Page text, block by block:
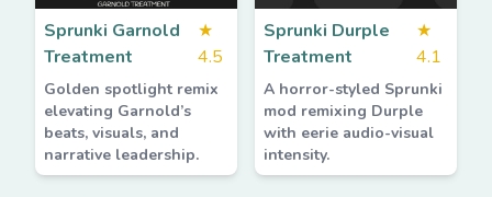
Sprunki Garnold
Treatment
★
4.5
Golden spotlight remix
elevating Garnold’s
beats, visuals, and
narrative leadership.
Sprunki Durple
Treatment
★
4.1
A horror-styled Sprunki
mod remixing Durple
with eerie audio-visual
intensity.